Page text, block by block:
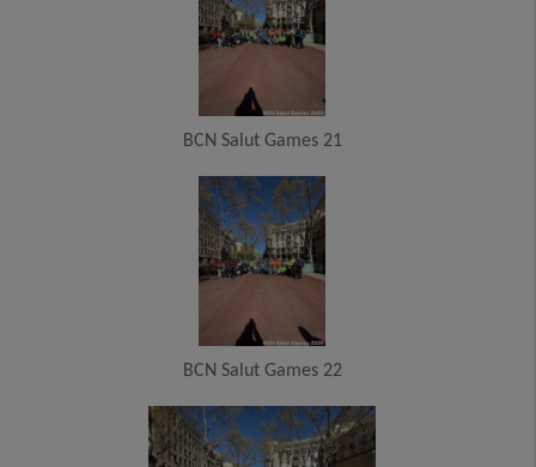
BCN Salut Games 21
BCN Salut Games 22